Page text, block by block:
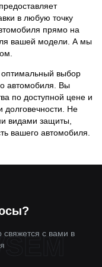
в любую точку
прямо на
вашей модели. А мы
оптимальный выбор
автомобиля. Вы
по доступной цене и
долговечности. Не
видами защиты,
вашего автомобиля.
с вами в